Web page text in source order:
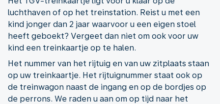
luchthaven of op het treinstation. Reist u met een
kind jonger dan 2 jaar waarvoor u een eigen stoel
heeft geboekt? Vergeet dan niet om ook voor uw
kind een treinkaartje op te halen.
Het nummer van het rijtuig en van uw zitplaats staan
op uw treinkaartje. Het rijtuignummer staat ook op
de treinwagon naast de ingang en op de bordjes op
de perrons. We raden u aan om op tijd naar het